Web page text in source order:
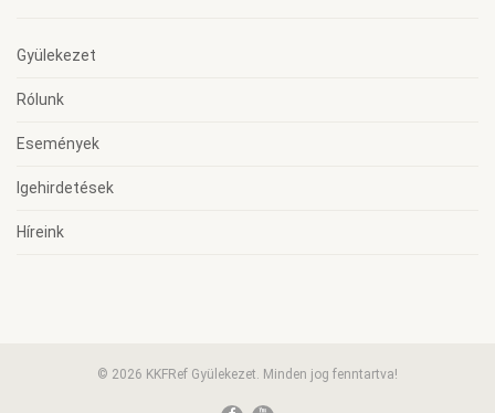
Gyülekezet
Rólunk
Események
Igehirdetések
Híreink
© 2026 KKFRef Gyülekezet. Minden jog fenntartva!